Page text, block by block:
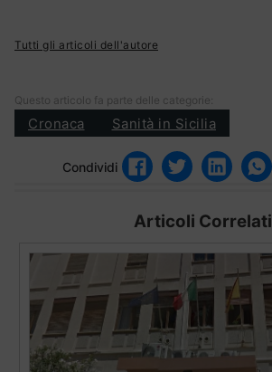
Tutti gli articoli dell'autore
Questo articolo fa parte delle categorie:
Cronaca Sanità in Sicilia
Condividi
Articoli Correlati